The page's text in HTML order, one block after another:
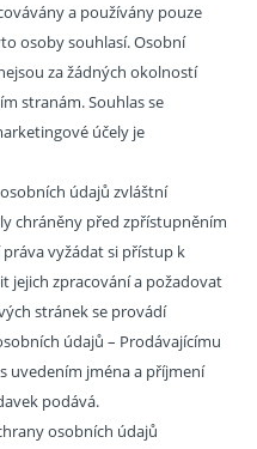
a používány pouze
osoby souhlasí. Osobní
za žádných okolností
stranám. Souhlas se
účely je
údajů zvláštní
chráněny před zpřístupněním
vyžádat si přístup k
jejich zpracování a požadovat
stránek se provádí
údajů – Prodávajícímu
uvedením jména a příjmení
podává.
osobních údajů